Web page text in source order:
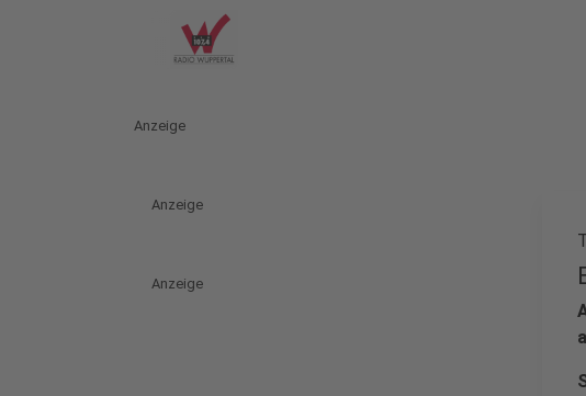
Anzeige
Anzeige
Anzeige